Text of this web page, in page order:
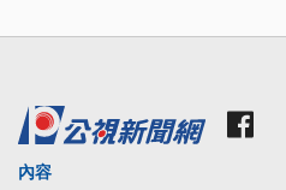
內容